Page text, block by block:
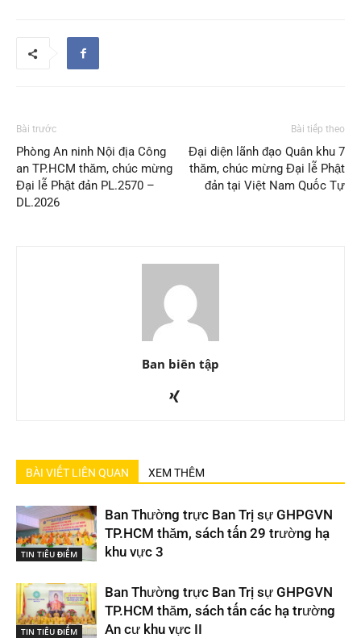
Bài trước
Phòng An ninh Nội địa Công
an TP.HCM thăm, chúc mừng
Đại lễ Phật đản PL.2570 –
DL.2026
Bài tiếp theo
Đại diện lãnh đạo Quân khu 7
thăm, chúc mừng Đại lễ Phật
đản tại Việt Nam Quốc Tự
Ban biên tập
BÀI VIẾT LIÊN QUAN XEM THÊM
TIN TIÊU ĐIỂM
Ban Thường trực Ban Trị sự GHPGVN
TP.HCM thăm, sách tấn 29 trường hạ
khu vực 3
TIN TIÊU ĐIỂM
Ban Thường trực Ban Trị sự GHPGVN
TP.HCM thăm, sách tấn các hạ trường
An cư khu vực II